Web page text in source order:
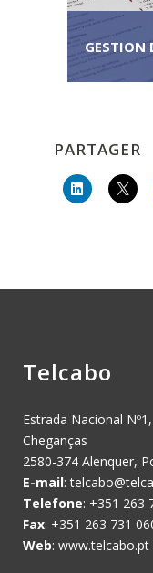
GESTION
PARTAGER
Telcabo
Estrada Nacional
Cheganças
2580-374 Alenquer,
E-mail:
Telefone: +351 263
Fax: +351 263 731
Web: www.telcabo.pt